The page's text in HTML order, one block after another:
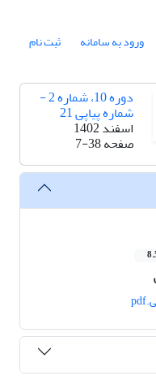
ورود به سامانه ثبت نام
دوره 10، شماره 2 -
شماره پیاپی 21
اسفند 1402
صفحه7-38